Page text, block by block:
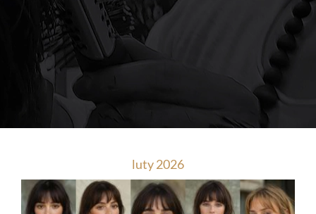
luty 2026